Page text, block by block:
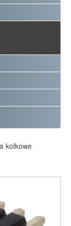
kołkowe